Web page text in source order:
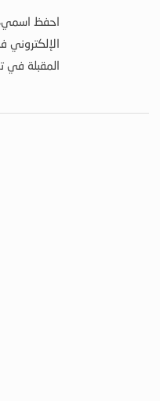
احفظ اسمي،
الإلكتروني
المقبلة في